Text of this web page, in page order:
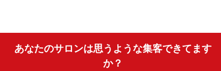
あなたのサロンは思うような集客できてます
か？